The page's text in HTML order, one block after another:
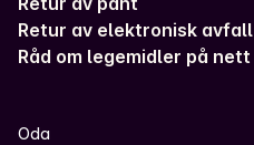
Retur av elektronisk avfall
Råd om legemidler på nett
Oda